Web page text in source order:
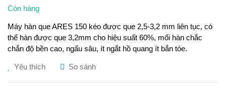
Còn hàng
Máy hàn que ARES 150 kéo được que 2,5-3,2 mm liên tục, có
thể hàn được que 3,2mm cho hiệu suất 60%, mối hàn chắc
chắn độ bền cao, ngấu sâu, ít ngắt hồ quang ít bắn tóe.
Yêu thích So sánh